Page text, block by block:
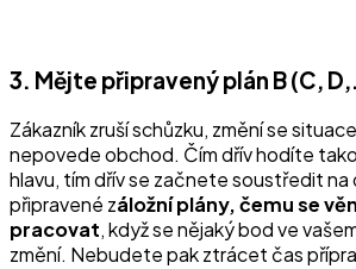
3. Mějte připravený plán B (C,
Zákazník zruší schůzku, změní se
nepovede obchod. Čím dřív hodíte
hlavu, tím dřív se začnete soustředit na
připravené záložní plány, čemu se
pracovat, když se nějaký bod ve
změní. Nebudete pak ztrácet čas